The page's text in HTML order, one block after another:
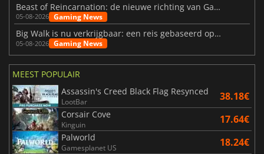
Beast of Reincarnation: de nieuwe richting van Game Freak
05-08-2026 Gaming News
Big Walk is nu verkrijgbaar: een reis gebaseerd op vriendschap
05-08-2026 Gaming News
MEEST POPULAIR
Assassin's Creed Black Flag Resynced
LootBar 38.18€
Corsair Cove
Kinguin 17.64€
Palworld
Gamesplanet US 18.24€